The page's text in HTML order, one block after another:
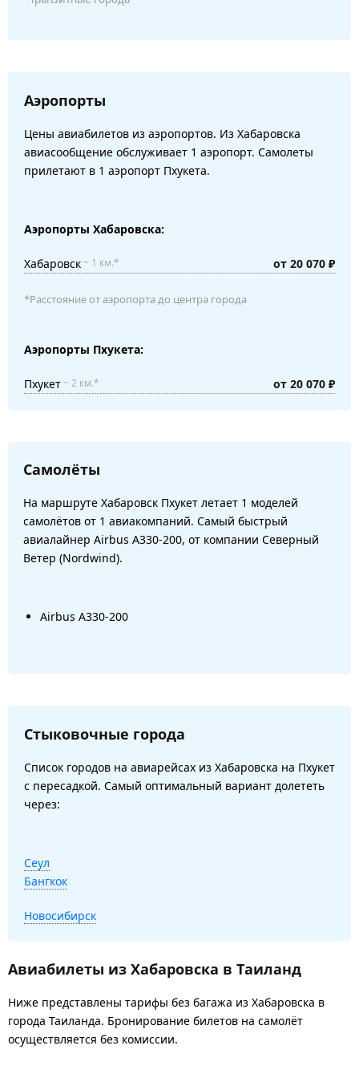
Аэропорты
Цены авиабилетов из аэропортов. Из Хабаровска
авиасообщение обслуживает 1 аэропорт. Самолеты
прилетают в 1 аэропорт Пхукета.
Аэропорты Хабаровска:
Хабаровск~ 1 км.* от 20 070 ₽
*Расстояние от аэропорта до центра города
Аэропорты Пхукета:
Пхукет~ 2 км.* от 20 070 ₽
Самолёты
На маршруте Хабаровск Пхукет летает 1 моделей
самолётов от 1 авиакомпаний. Самый быстрый
авиалайнер Airbus A330-200, от компании Северный
Ветер (Nordwind).
Airbus A330-200
Стыковочные города
Список городов на авиарейсах из Хабаровска на Пхукет
с пересадкой. Самый оптимальный вариант долететь
через:
Сеул
Бангкок
Новосибирск
Авиабилеты из Хабаровска в Таиланд
Ниже представлены тарифы без багажа из Хабаровска в
города Таиланда. Бронирование билетов на самолёт
осуществляется без комиссии.